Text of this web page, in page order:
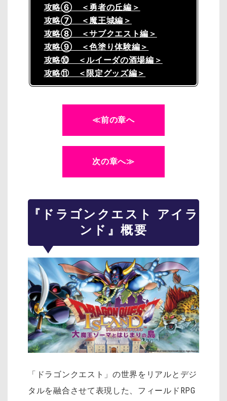
攻略⑥ ＜勇者の丘編＞
攻略⑦ ＜魔王城編＞
攻略⑧ ＜サブクエスト編＞
攻略⑨ ＜色塗り体験編＞
攻略⑩ ＜ルイーダの酒場編＞
攻略⑪ ＜限定グッズ編＞
≪前の章へ
次の章へ≫
『ドラゴンクエスト アイラ
ンド』概要
「ドラゴンクエスト」の世界をリアルとデジ
タルを融合させて表現した、フィールドRPG